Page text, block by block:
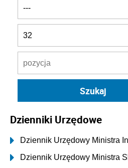
Dzienniki Urzędowe
Dziennik Urzędowy Ministra
Dziennik Urzędowy Ministra